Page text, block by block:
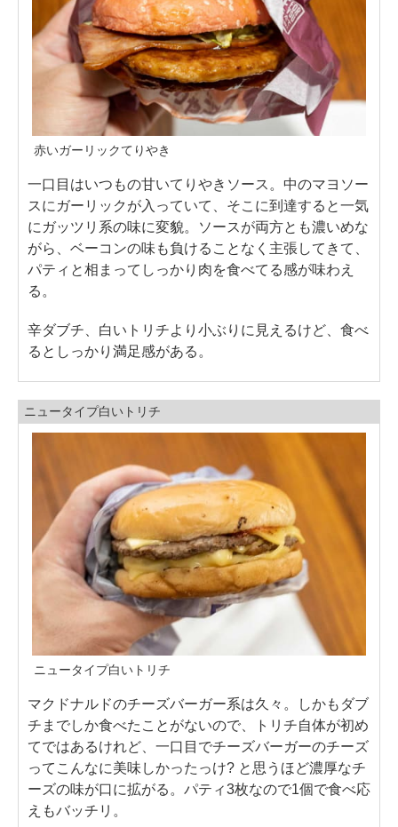
赤いガーリックてりやき
一口目はいつもの甘いてりやきソース。中のマヨソー
スにガーリックが入っていて、そこに到達すると一気
にガッツリ系の味に変貌。ソースが両方とも濃いめな
がら、ベーコンの味も負けることなく主張してきて、
パティと相まってしっかり肉を食べてる感が味わえ
る。
辛ダブチ、白いトリチより小ぶりに見えるけど、食べ
るとしっかり満足感がある。
ニュータイプ白いトリチ
ニュータイプ白いトリチ
マクドナルドのチーズバーガー系は久々。しかもダブ
チまでしか食べたことがないので、トリチ自体が初め
てではあるけれど、一口目でチーズバーガーのチーズ
ってこんなに美味しかったっけ? と思うほど濃厚なチ
ーズの味が口に拡がる。パティ3枚なので1個で食べ応
えもバッチリ。